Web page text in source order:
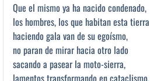
Que el mismo ya ha nacido condenado,
los hombres, los que habitan esta tierra
haciendo gala van de su egoísmo,
no paran de mirar hacia otro lado
sacando a pasear la moto-sierra,
lamentos transformando en cataclismo.